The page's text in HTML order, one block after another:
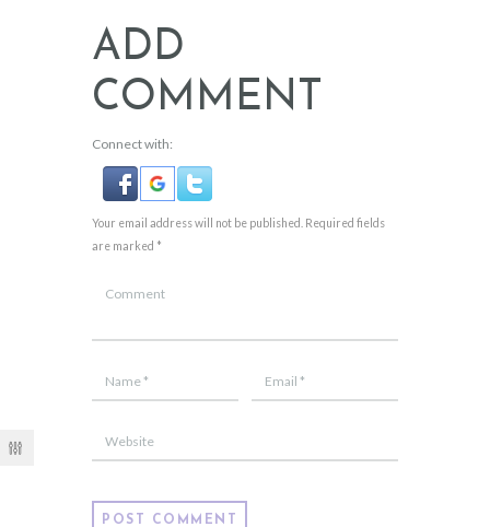
ADD
COMMENT
Connect with:
Your email address will not be published. Required fields
are marked *